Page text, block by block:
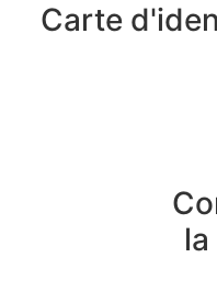
Carte